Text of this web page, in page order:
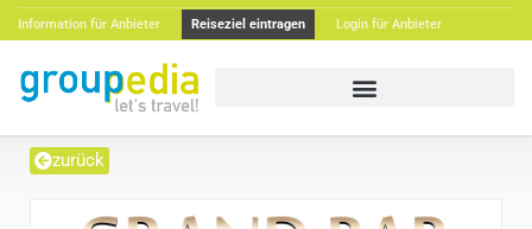
Information für Anbieter Reiseziel eintragen Login für Anbieter
zurück